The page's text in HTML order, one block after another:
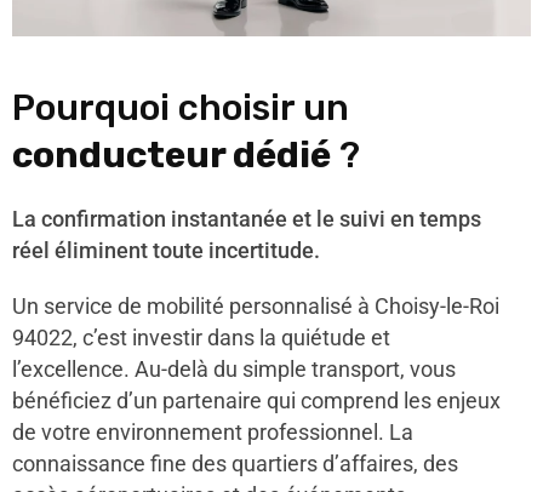
Pourquoi choisir un
conducteur dédié ?
La confirmation instantanée et le suivi en temps
réel éliminent toute incertitude.
Un service de mobilité personnalisé à Choisy-le-Roi
94022, c’est investir dans la quiétude et
l’excellence. Au-delà du simple transport, vous
bénéficiez d’un partenaire qui comprend les enjeux
de votre environnement professionnel. La
connaissance fine des quartiers d’affaires, des